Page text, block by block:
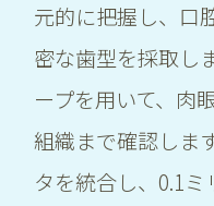
元的に把握し、口
密な歯型を採取し
ープを用いて、肉
組織まで確認しま
タを統合し、0.1